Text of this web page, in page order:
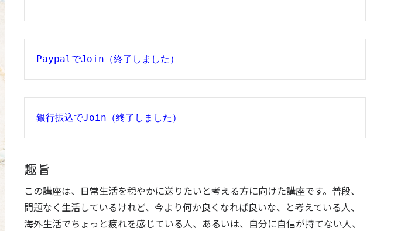
PaypalでJoin （終了しました）
銀行振込でJoin（終了しました）
趣旨
この講座は、日常生活を穏やかに送りたいと考える方に向けた講座です。普段、
問題なく生活しているけれど、今より何か良くなれば良いな、と考えている人、
海外生活でちょっと疲れを感じている人、あるいは、自分に自信が持てない人、